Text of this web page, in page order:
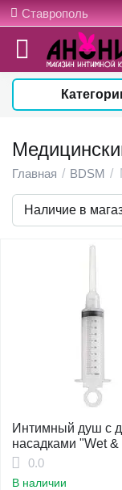
Ставрополь
Главная / BDSM /
Наличие в
Интимный душ с
насадками "Wet &
0.0
В наличии